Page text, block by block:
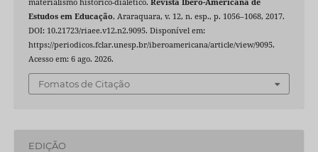
Estudos em Educação, Araraquara, v. 12, n. esp., p. 1056–1068, 2017.
DOI: 10.21723/riaee.v12.n2.9095. Disponível em:
https://periodicos.fclar.unesp.br/iberoamericana/article/view/9095.
Acesso em: 6 ago. 2026.
Fomatos de Citação
EDIÇÃO